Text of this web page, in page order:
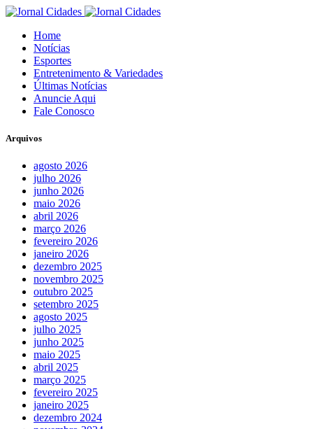
Home
Notícias
Esportes
Entretenimento & Variedades
Últimas Notícias
Anuncie Aqui
Fale Conosco
Arquivos
agosto 2026
julho 2026
junho 2026
maio 2026
abril 2026
março 2026
fevereiro 2026
janeiro 2026
dezembro 2025
novembro 2025
outubro 2025
setembro 2025
agosto 2025
julho 2025
junho 2025
maio 2025
abril 2025
março 2025
fevereiro 2025
janeiro 2025
dezembro 2024